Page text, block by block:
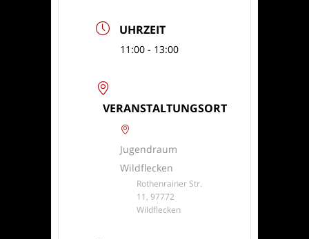
UHRZEIT
11:00 - 13:00
VERANSTALTUNGSORT
Jugendraum
Wildflecken
Rothenrainer Str.
11, 97772
Wildflecken